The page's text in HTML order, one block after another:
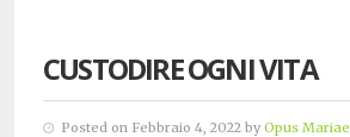
CUSTODIRE OGNI VITA
Posted on Febbraio 4, 2022 by Opus Mariae